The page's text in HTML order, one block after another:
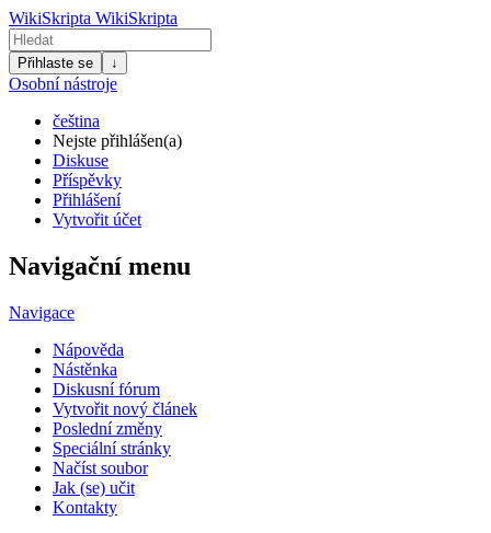
WikiSkripta WikiSkripta
Přihlaste se ↓
Osobní nástroje
čeština
Nejste přihlášen(a)
Diskuse
Příspěvky
Přihlášení
Vytvořit účet
Navigační menu
Navigace
Nápověda
Nástěnka
Diskusní fórum
Vytvořit nový článek
Poslední změny
Speciální stránky
Načíst soubor
Jak (se) učit
Kontakty